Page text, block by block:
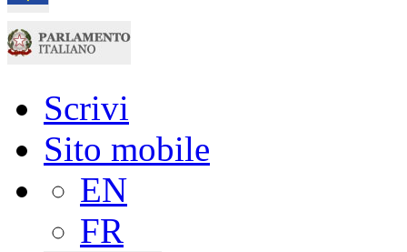
Scrivi
Sito mobile
EN
FR